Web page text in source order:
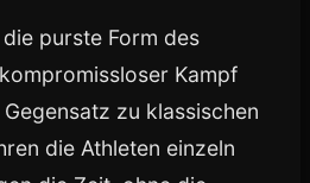
purste Form des
Kampf
zu klassischen
die Athleten einzeln